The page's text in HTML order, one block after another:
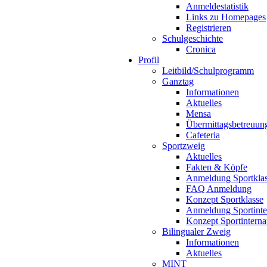
Anmeldestatistik
Links zu Homepages
Registrieren
Schulgeschichte
Cronica
Profil
Leitbild/Schulprogramm
Ganztag
Informationen
Aktuelles
Mensa
Cafeteria
Sportzweig
Aktuelles
Fakten & Köpfe
Anmeldung
FAQ Anmeldung
Konzept Sportklasse
Anmeldung
Konzept
Bilingualer Zweig
Informationen
Aktuelles
MINT